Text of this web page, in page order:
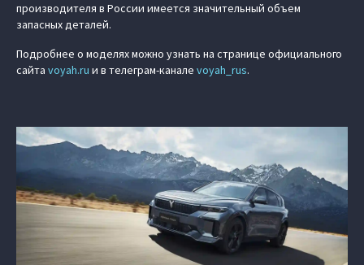
производителя в России имеется значительный объем
запасных деталей.
Подробнее о моделях можно узнать на странице официального
сайта voyah.ru и в телеграм-канале voyah_rus.